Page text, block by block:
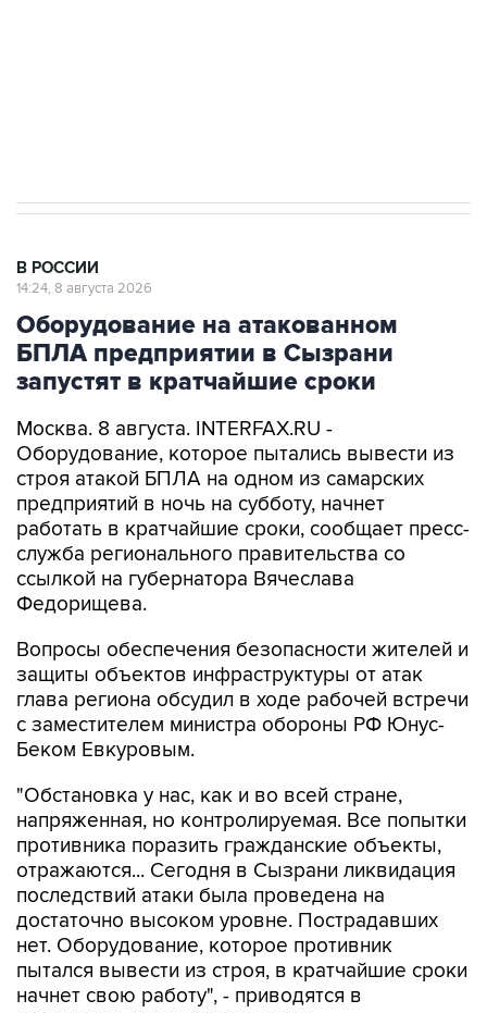
В РОССИИ
14:24, 8 августа 2026
Оборудование на атакованном
БПЛА предприятии в Сызрани
запустят в кратчайшие сроки
Москва. 8 августа. INTERFAX.RU -
Оборудование, которое пытались вывести из
строя атакой БПЛА на одном из самарских
предприятий в ночь на субботу, начнет
работать в кратчайшие сроки, сообщает пресс-
служба регионального правительства со
ссылкой на губернатора Вячеслава
Федорищева.
Вопросы обеспечения безопасности жителей и
защиты объектов инфраструктуры от атак
глава региона обсудил в ходе рабочей встречи
с заместителем министра обороны РФ Юнус-
Беком Евкуровым.
"Обстановка у нас, как и во всей стране,
напряженная, но контролируемая. Все попытки
противника поразить гражданские объекты,
отражаются... Сегодня в Сызрани ликвидация
последствий атаки была проведена на
достаточно высоком уровне. Пострадавших
нет. Оборудование, которое противник
пытался вывести из строя, в кратчайшие сроки
начнет свою работу", - приводятся в